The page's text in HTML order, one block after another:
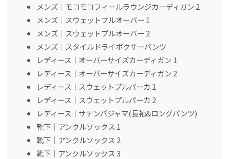
メンズ｜モコモコフィールラウンジカーディガン 2
メンズ｜スウェットプルオーバー 1
メンズ｜スウェットプルオーバー 2
メンズ｜スタイルドライボクサーパンツ
レディース｜オーバーサイズカーディガン 1
レディース｜オーバーサイズカーディガン 2
レディース｜スウェットプルパーカ 1
レディース｜スウェットプルパーカ 2
レディース｜サテンパジャマ(長袖&ロングパンツ)
靴下｜アンクルソックス 1
靴下｜アンクルソックス 2
靴下｜アンクルソックス 3